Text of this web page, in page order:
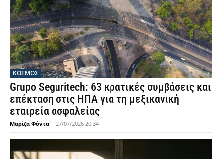
ΚΟΣΜΟΣ
Grupo Seguritech: 63 κρατικές συμβάσεις και
επέκταση στις ΗΠΑ για τη μεξικανική
εταιρεία ασφαλείας
Μαρίζα Φόντα - 27/07/2026 20:34